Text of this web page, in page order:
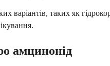
варіантів, таких як
амцинонід